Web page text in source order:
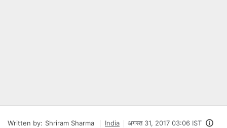
Written by: Shriram Sharma India अगस्त 31, 2017 03:06 IST